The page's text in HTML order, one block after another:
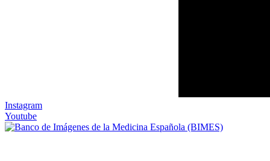
Instagram
Youtube